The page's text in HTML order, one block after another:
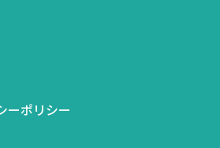
ーポリシー